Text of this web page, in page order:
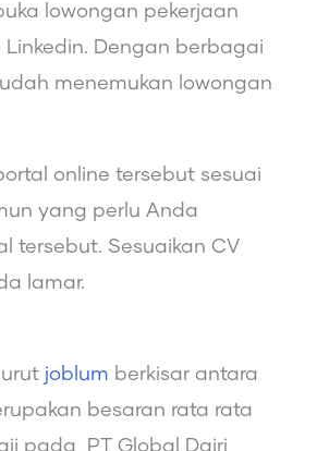
lowongan pekerjaan
Dengan berbagai
menemukan lowongan
online tersebut sesuai
yang perlu Anda
tersebut. Sesuaikan CV
lamar.
joblum berkisar antara
besaran rata rata
pada PT Global Dairi